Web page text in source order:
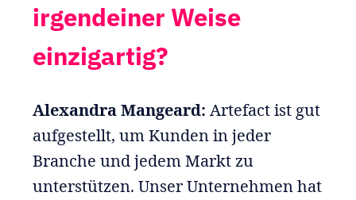
irgendeiner Weise
einzigartig?
Alexandra Mangeard: Artefact ist gut
aufgestellt, um Kunden in jeder
Branche und jedem Markt zu
unterstützen. Unser Unternehmen hat